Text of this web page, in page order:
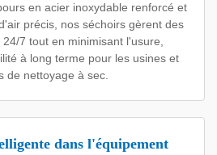
en acier inoxydable renforcé et
précis, nos séchoirs gèrent des
7 tout en minimisant l'usure,
à long terme pour les usines et
de nettoyage à sec.
dans l'équipement